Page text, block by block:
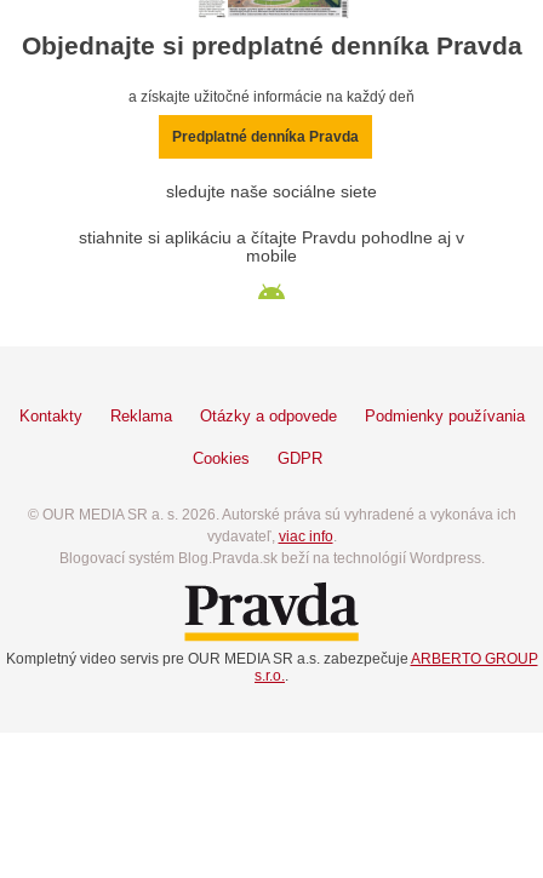
Objednajte si predplatné denníka Pravda
a získajte užitočné informácie na každý deň
Predplatné denníka Pravda
sledujte naše sociálne siete
stiahnite si aplikáciu a čítajte Pravdu pohodlne aj v
mobile
Kontakty Reklama Otázky a odpovede Podmienky používania
Cookies GDPR
© OUR MEDIA SR a. s. 2026. Autorské práva sú vyhradené a vykonáva ich
vydavateľ, viac info.
Blogovací systém Blog.Pravda.sk beží na technológií Wordpress.
Kompletný video servis pre OUR MEDIA SR a.s. zabezpečuje ARBERTO GROUP
s.r.o..